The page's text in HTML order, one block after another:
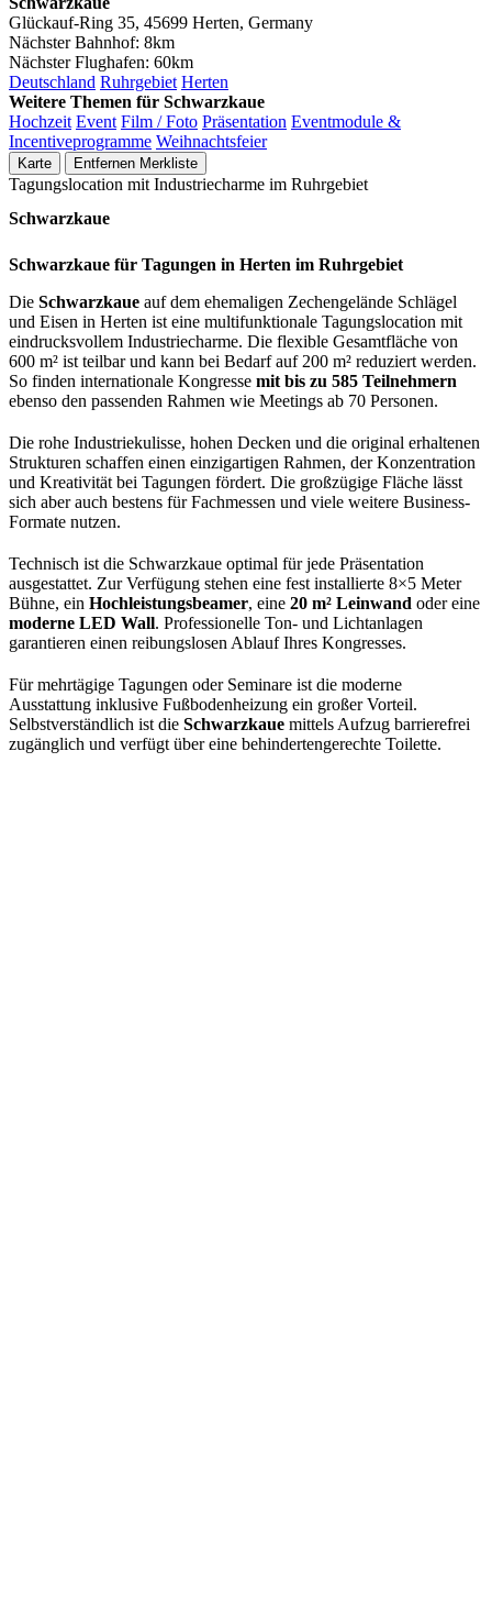
Glückauf-Ring 35, 45699 Herten, Germany
Nächster Bahnhof: 8km
Nächster Flughafen: 60km
Deutschland Ruhrgebiet Herten
Weitere Themen für Schwarzkaue
Hochzeit Event Film / Foto Präsentation Eventmodule &
Incentiveprogramme Weihnachtsfeier
Karte Entfernen Merkliste
Tagungslocation mit Industriecharme im Ruhrgebiet
Schwarzkaue
Schwarzkaue für Tagungen in Herten im Ruhrgebiet
Die Schwarzkaue auf dem ehemaligen Zechengelände Schlägel
und Eisen in Herten ist eine multifunktionale Tagungslocation mit
eindrucksvollem Industriecharme. Die flexible Gesamtfläche von
600 m² ist teilbar und kann bei Bedarf auf 200 m² reduziert werden.
So finden internationale Kongresse mit bis zu 585 Teilnehmern
ebenso den passenden Rahmen wie Meetings ab 70 Personen.
Die rohe Industriekulisse, hohen Decken und die original erhaltenen
Strukturen schaffen einen einzigartigen Rahmen, der Konzentration
und Kreativität bei Tagungen fördert. Die großzügige Fläche lässt
sich aber auch bestens für Fachmessen und viele weitere Business-
Formate nutzen.
Technisch ist die Schwarzkaue optimal für jede Präsentation
ausgestattet. Zur Verfügung stehen eine fest installierte 8×5 Meter
Bühne, ein Hochleistungsbeamer, eine 20 m² Leinwand oder eine
moderne LED Wall. Professionelle Ton- und Lichtanlagen
garantieren einen reibungslosen Ablauf Ihres Kongresses.
Für mehrtägige Tagungen oder Seminare ist die moderne
Ausstattung inklusive Fußbodenheizung ein großer Vorteil.
Selbstverständlich ist die Schwarzkaue mittels Aufzug barrierefrei
zugänglich und verfügt über eine behindertengerechte Toilette.